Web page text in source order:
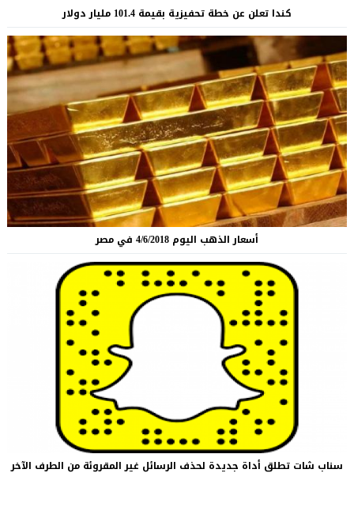
كندا تعلن عن خطة تحفيزية بقيمة 101.4 مليار دولار
أسعار الذهب اليوم 4/6/2018 في مصر
سناب شات تطلق أداة جديدة لحذف الرسائل غير المقروئة من الطرف الآخر